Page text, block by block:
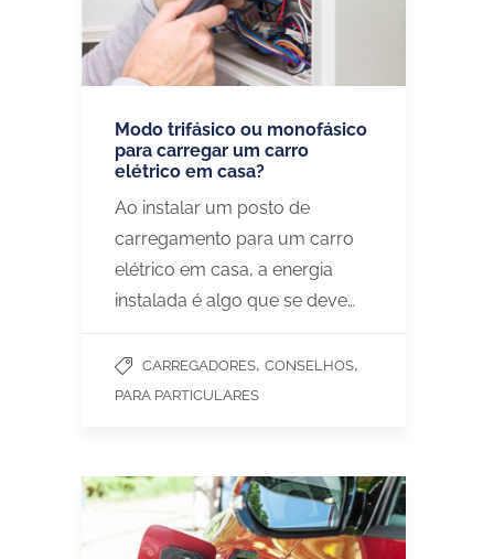
Modo trifásico ou monofásico
para carregar um carro
elétrico em casa?
Ao instalar um posto de
carregamento para um carro
elétrico em casa, a energia
instalada é algo que se deve…
CARREGADORES, CONSELHOS,
PARA PARTICULARES